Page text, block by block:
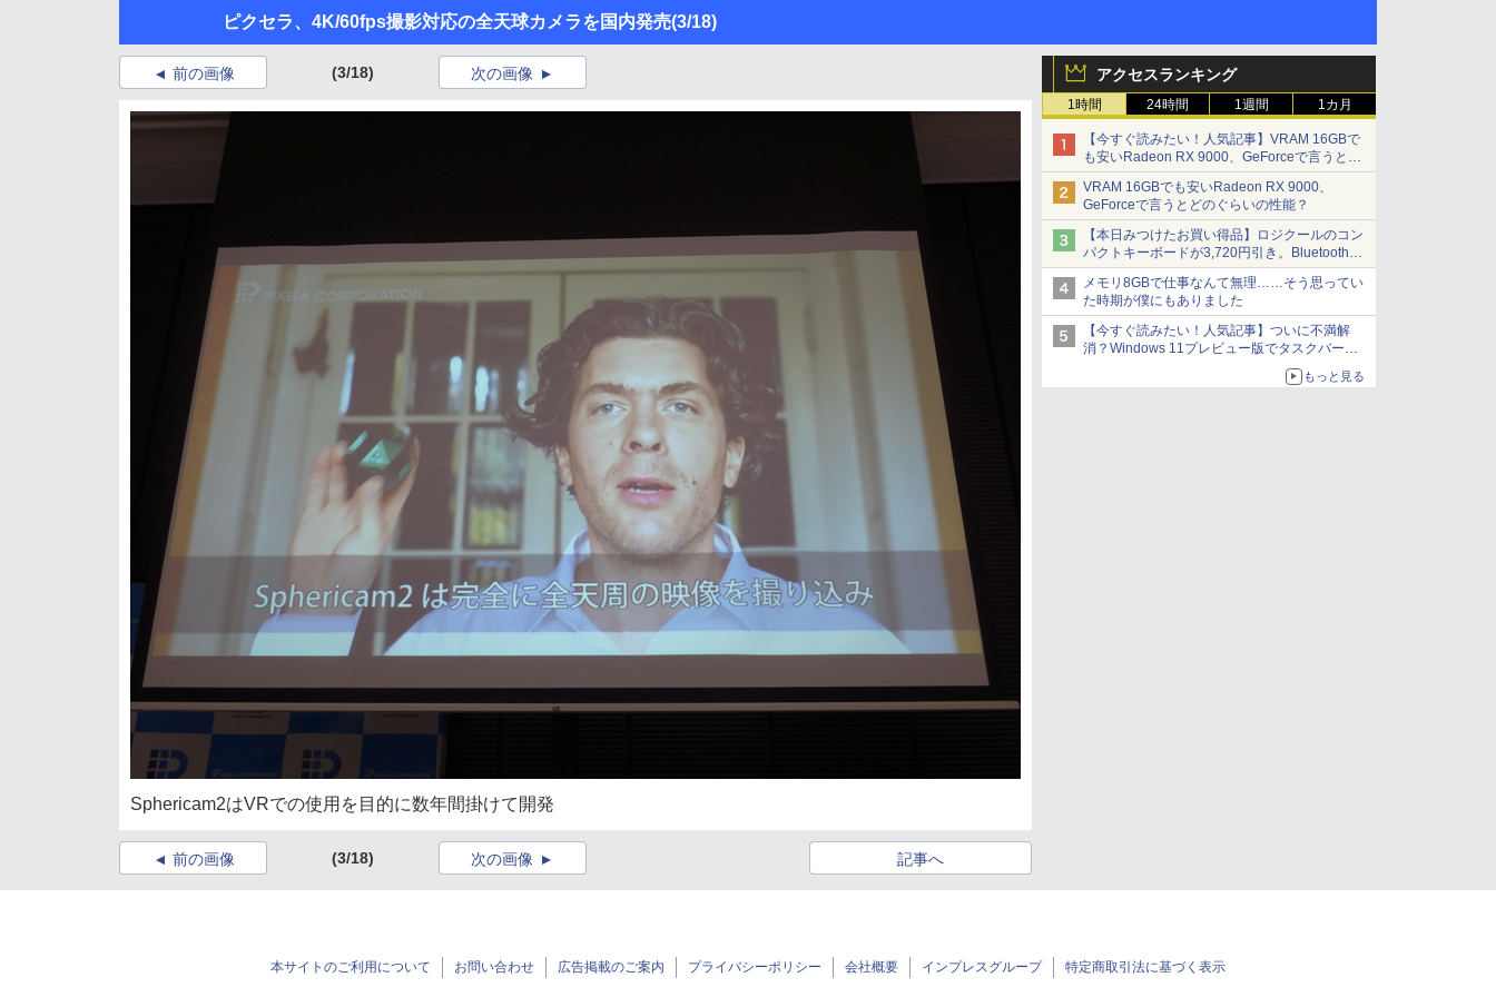
ピクセラ、4K/60fps撮影対応の全天球カメラを国内発売(3/18)
アクセスランキング
1時間 24時間 1週間 1カ月
【今すぐ読みたい！人気記事】VRAM 16GBで
も安いRadeon RX 9000、GeForceで言うとど
のぐらいの性能？ - PC Watch
VRAM 16GBでも安いRadeon RX 9000、
GeForceで言うとどのぐらいの性能？
【本日みつけたお買い得品】ロジクールのコン
パクトキーボードが3,720円引き。Bluetoothで3
台接続対応
メモリ8GBで仕事なんて無理……そう思ってい
た時期が僕にもありました
【今すぐ読みたい！人気記事】ついに不満解
消？Windows 11プレビュー版でタスクバーの
もっと見る
前の画像 (3/18) 次の画像
Sphericam2はVRでの使用を目的に数年間掛けて開発
前の画像 (3/18) 記事へ
次の画像
本サイトのご利用について お問い合わせ 広告掲載のご案内 プライバシーポリシー 会社概要 インプレスグループ 特定商取引法に基づく表示